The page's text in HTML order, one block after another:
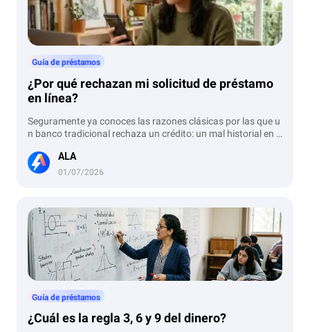
Guía de préstamos
¿Por qué rechazan mi solicitud de préstamo
en línea?
Seguramente ya conoces las razones clásicas por las que u
n banco tradicional rechaza un crédito: un mal historial en e
sos. Sin embargo, las aplicaciones de préstamos en línea pr
ometen otorgar dinero "sin aval ni papeleo". Si es así, ¿por q
y que la mayoría de la gente ignora.
ALA
01/07/2026
Guía de préstamos
¿Cuál es la regla 3, 6 y 9 del dinero?